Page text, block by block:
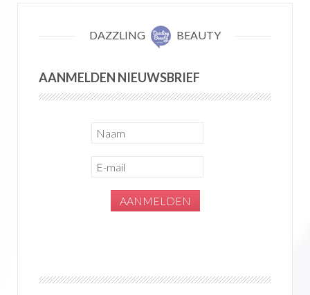
DAZZLING BEAUTY
AANMELDEN NIEUWSBRIEF